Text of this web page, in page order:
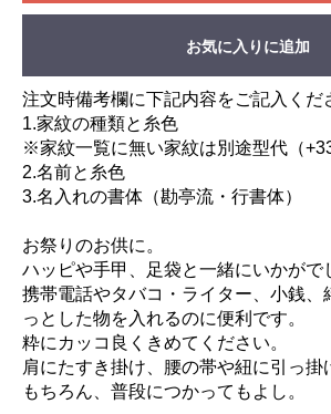
お気に入りに追加
注文時備考欄に下記内容をご記入くだ
1.家紋の種類と糸色
※家紋一覧に無い家紋は別途型代（
2.名前と糸色
3.名入れの書体（勘亭流・行書体）
お祭りのお供に。
ハッピや手甲、足袋と一緒にいかがで
携帯電話やタバコ・ライター、小銭、
っとした物を入れるのに便利です。
粋にカッコ良くきめてください。
肩にたすき掛け、腰の帯や紐に引っ掛
もちろん、普段につかってもよし。